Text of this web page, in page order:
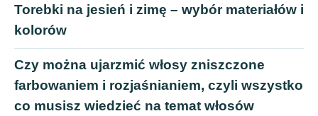
Torebki na jesień i zimę – wybór materiałów i
kolorów
Czy można ujarzmić włosy zniszczone
farbowaniem i rozjaśnianiem, czyli wszystko
co musisz wiedzieć na temat włosów